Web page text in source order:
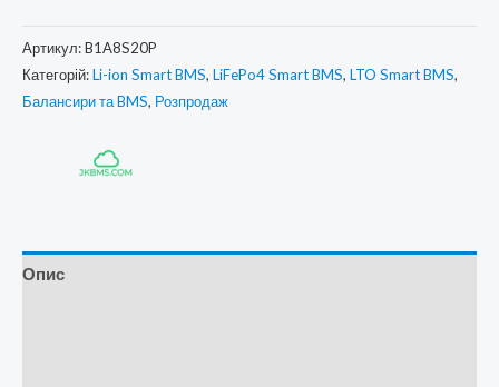
Артикул:B1A8S20P
Категорій:Li-ion Smart BMS, LiFePo4 Smart BMS, LTO Smart BMS,
Балансири та BMS, Розпродаж
Опис